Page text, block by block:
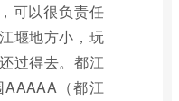
可以很负责任
堰地方小，玩
过得去。都江
（都江